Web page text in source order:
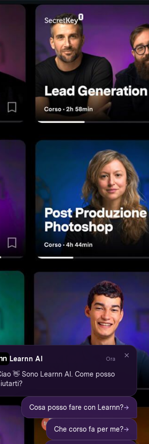
Learnn AI Ora
👋 Sono Learnn AI. Come posso
Cosa posso fare con Learnn?→
Che corso fa per me?→